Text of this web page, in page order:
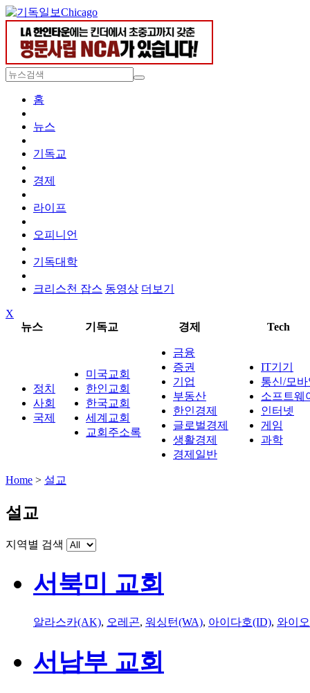
Chicago
홈
뉴스
기독교
경제
라이프
오피니언
기독대학
크리스천 잡스 동영상 더보기
X
뉴스
기독교 경제 Tech
정치
사회
국제
미국교회
한인교회
한국교회
세계교회
교회주소록
금융
증권
기업
부동산
한인경제
글로벌경제
생활경제
경제일반
IT기기
통신/모
소프트웨
인터넷
게임
과학
Home > 설교
설교
지역별 검색
서북미 교회
알라스카(AK), 오레곤, 워싱턴(WA), 아이다호(ID), 와이
서남부 교회